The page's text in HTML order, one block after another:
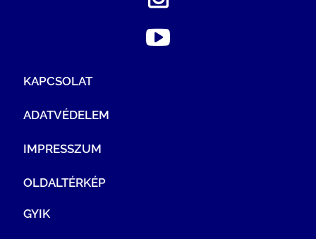
KAPCSOLAT
ADATVÉDELEM
IMPRESSZUM
OLDALTÉRKÉP
GYIK